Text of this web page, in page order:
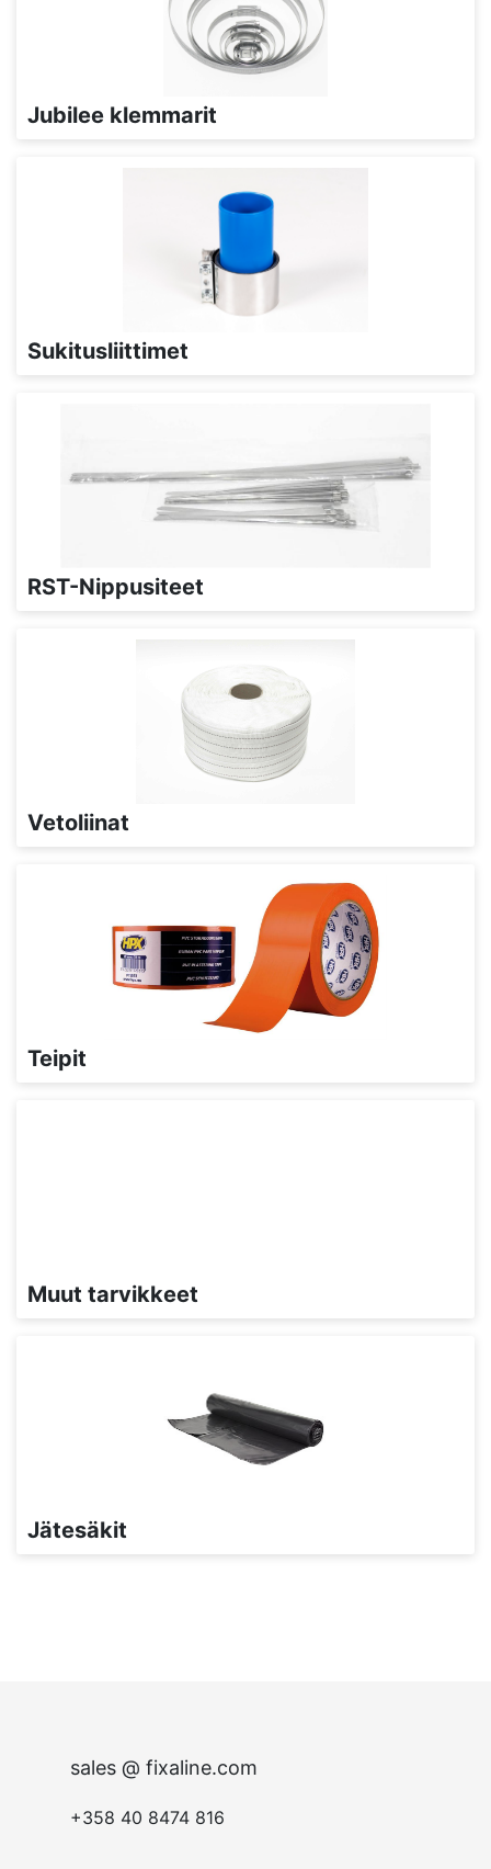
Jubilee klemmarit
Sukitusliittimet
RST-Nippusiteet
Vetoliinat
Teipit
Muut tarvikkeet
Jätesäkit
sales @ fixaline.com
+358 40 8474 816